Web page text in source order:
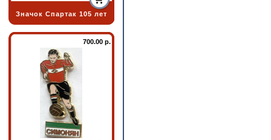
Значок Спартак 105 лет
700.00 р.